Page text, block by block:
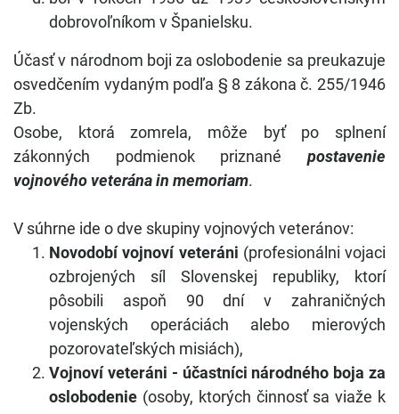
dobrovoľníkom v Španielsku.
Účasť v národnom boji za oslobodenie sa preukazuje
osvedčením vydaným podľa § 8 zákona č. 255/1946
Zb.
Osobe, ktorá zomrela, môže byť po splnení
zákonných podmienok priznané postavenie
vojnového veterána in memoriam.
V súhrne ide o dve skupiny vojnových veteránov:
Novodobí vojnoví veteráni (profesionálni vojaci
ozbrojených síl Slovenskej republiky, ktorí
pôsobili aspoň 90 dní v zahraničných
vojenských operáciách alebo mierových
pozorovateľských misiách),
Vojnoví veteráni - účastníci národného boja za
oslobodenie (osoby, ktorých činnosť sa viaže k